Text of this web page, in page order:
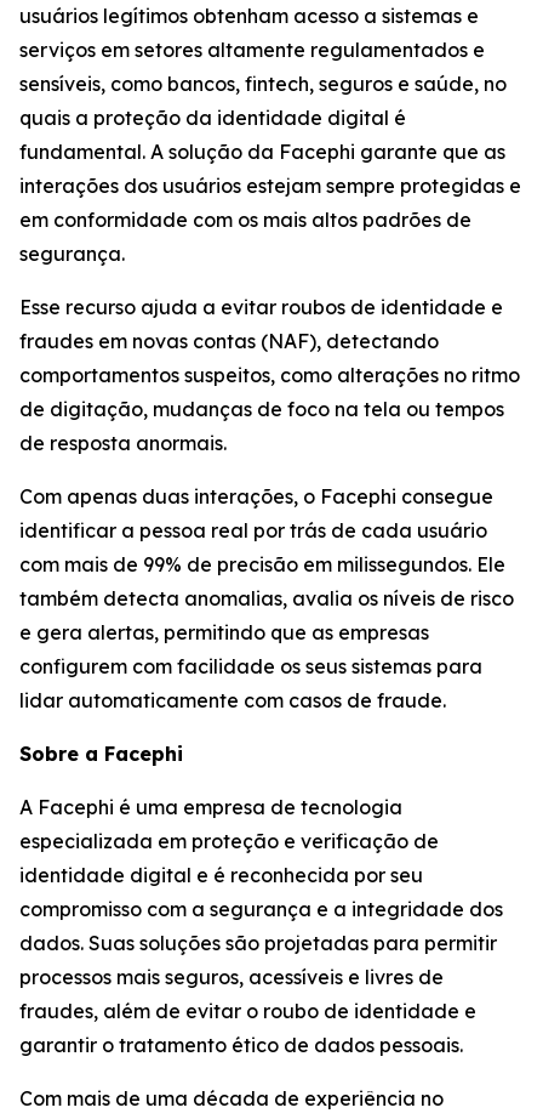
usuários legítimos obtenham acesso a sistemas e
serviços em setores altamente regulamentados e
sensíveis, como bancos, fintech, seguros e saúde, no
quais a proteção da identidade digital é
fundamental. A solução da Facephi garante que as
interações dos usuários estejam sempre protegidas e
em conformidade com os mais altos padrões de
segurança.
Esse recurso ajuda a evitar roubos de identidade e
fraudes em novas contas (NAF), detectando
comportamentos suspeitos, como alterações no ritmo
de digitação, mudanças de foco na tela ou tempos
de resposta anormais.
Com apenas duas interações, o Facephi consegue
identificar a pessoa real por trás de cada usuário
com mais de 99% de precisão em milissegundos. Ele
também detecta anomalias, avalia os níveis de risco
e gera alertas, permitindo que as empresas
configurem com facilidade os seus sistemas para
lidar automaticamente com casos de fraude.
Sobre a Facephi
A Facephi é uma empresa de tecnologia
especializada em proteção e verificação de
identidade digital e é reconhecida por seu
compromisso com a segurança e a integridade dos
dados. Suas soluções são projetadas para permitir
processos mais seguros, acessíveis e livres de
fraudes, além de evitar o roubo de identidade e
garantir o tratamento ético de dados pessoais.
Com mais de uma década de experiência no